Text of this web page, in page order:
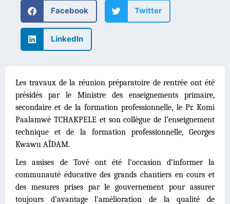
Facebook Twitter
LinkedIn
Les travaux de la réunion préparatoire de rentrée ont été
présidés par le Ministre des enseignements primaire,
secondaire et de la formation professionnelle, le Pr. Komi
Paalamwé TCHAKPELE et son collègue de l’enseignement
technique et de la formation professionnelle, Georges
Kwawu AÏDAM.
Les assises de Tové ont été l’occasion d’informer la
communauté éducative des grands chantiers en cours et
des mesures prises par le gouvernement pour assurer
toujours d’avantage l’amélioration de la qualité de